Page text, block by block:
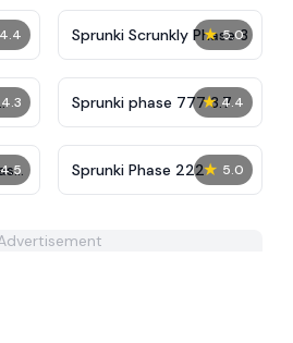
4.4 ★ 5.0
Sprunki Scrunkly Phase 3
4.3 ★ 4.4
Sprunki phase 777 3.7
4.5 ★ 5.0
Sprunki Phase 222